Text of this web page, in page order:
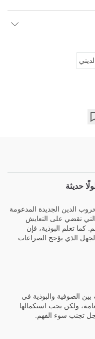
حديثة
الدين الجديدة المدعومة
التي تقضي على التعايش
كما تعلم البوذية، فإن
الذي يؤجج الصراعات
الصوفية والبوذية في
ولكن يجب استكمالها
تجنب سوء الفهم.